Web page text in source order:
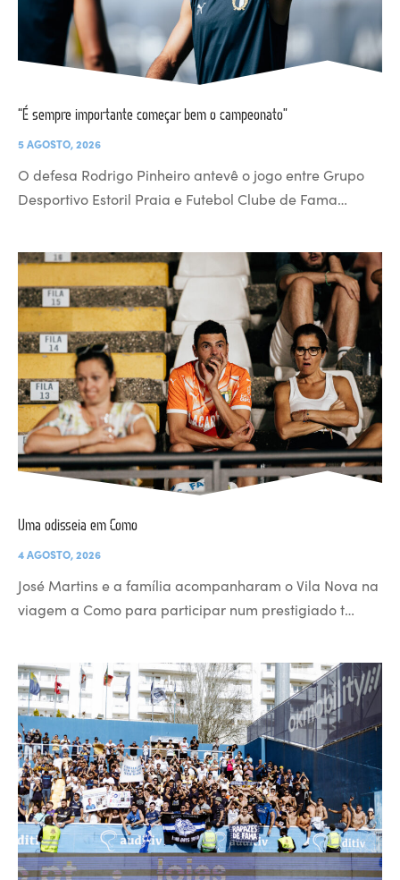
“É sempre importante começar bem o campeonato”
5 AGOSTO, 2026
O defesa Rodrigo Pinheiro antevê o jogo entre Grupo
Desportivo Estoril Praia e Futebol Clube de Fama…
Uma odisseia em Como
4 AGOSTO, 2026
José Martins e a família acompanharam o Vila Nova na
viagem a Como para participar num prestigiado t…